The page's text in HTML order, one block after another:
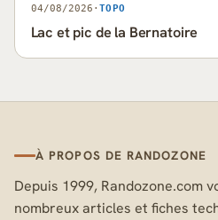
04/08/2026 · TOPO
Lac et pic de la Bernatoire
À PROPOS DE RANDOZONE
Depuis 1999, Randozone.com
nombreux articles et fiches